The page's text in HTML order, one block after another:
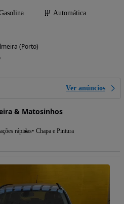
Automática
(Porto)
Ver anúncios
& Matosinhos
rápidas Chapa e Pintura